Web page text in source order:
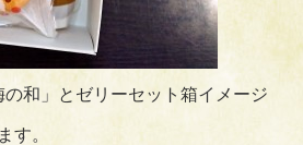
和」とゼリーセット箱イメージ
す。